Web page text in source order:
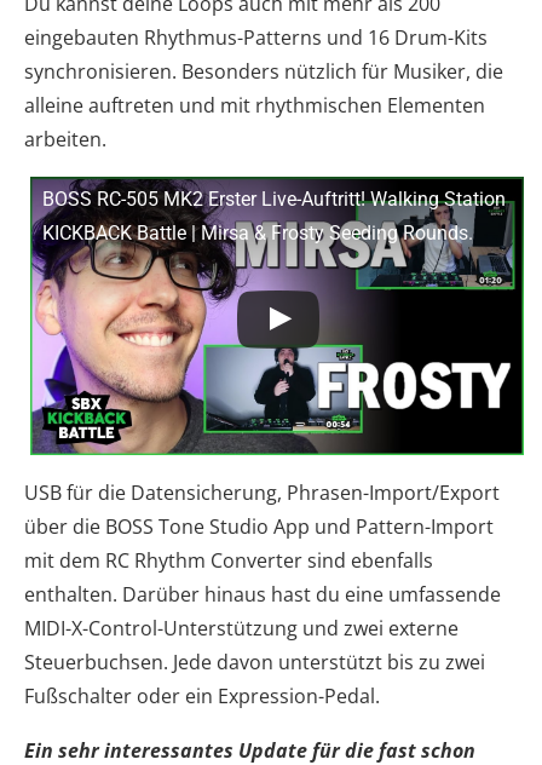
eingebauten Rhythmus-Patterns und 16 Drum-Kits
synchronisieren. Besonders nützlich für Musiker, die
alleine auftreten und mit rhythmischen Elementen
arbeiten.
BOSS RC-505 MK2 Erster Live-Auftritt! Walking Station
KICKBACK Battle | Mirsa & Frosty Seeding Rounds.
USB für die Datensicherung, Phrasen-Import/Export
über die BOSS Tone Studio App und Pattern-Import
mit dem RC Rhythm Converter sind ebenfalls
enthalten. Darüber hinaus hast du eine umfassende
MIDI-X-Control-Unterstützung und zwei externe
Steuerbuchsen. Jede davon unterstützt bis zu zwei
Fußschalter oder ein Expression-Pedal.
Ein sehr interessantes Update für die fast schon